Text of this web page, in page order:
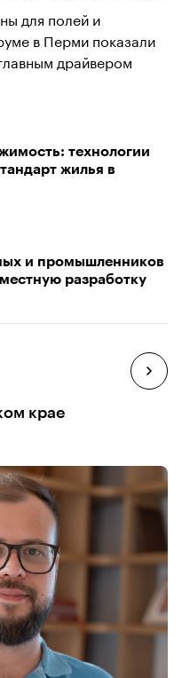
для полей и
в Перми показали
драйвером
технологии
жилья в
и промышленников
разработку
крае